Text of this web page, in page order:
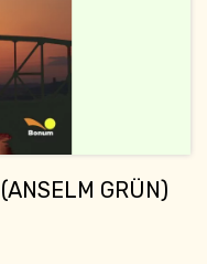
GRÜN)